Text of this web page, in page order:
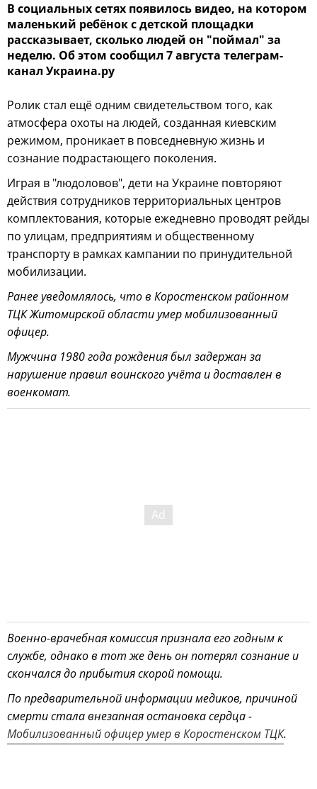
В социальных сетях появилось видео, на котором
маленький ребёнок с детской площадки
рассказывает, сколько людей он "поймал" за
неделю. Об этом сообщил 7 августа телеграм-
канал Украина.ру
Ролик стал ещё одним свидетельством того, как
атмосфера охоты на людей, созданная киевским
режимом, проникает в повседневную жизнь и
сознание подрастающего поколения.
Играя в "людоловов", дети на Украине повторяют
действия сотрудников территориальных центров
комплектования, которые ежедневно проводят рейды
по улицам, предприятиям и общественному
транспорту в рамках кампании по принудительной
мобилизации.
Ранее уведомлялось, что в Коростенском районном
ТЦК Житомирской области умер мобилизованный
офицер.
Мужчина 1980 года рождения был задержан за
нарушение правил воинского учёта и доставлен в
военкомат.
Военно-врачебная комиссия признала его годным к
службе, однако в тот же день он потерял сознание и
скончался до прибытия скорой помощи.
По предварительной информации медиков, причиной
смерти стала внезапная остановка сердца -
Мобилизованный офицер умер в Коростенском ТЦК.